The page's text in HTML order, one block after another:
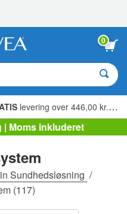
0
levering over 446,00 kr. »
| Moms inkluderet
Sundhedsløsning /
(117)